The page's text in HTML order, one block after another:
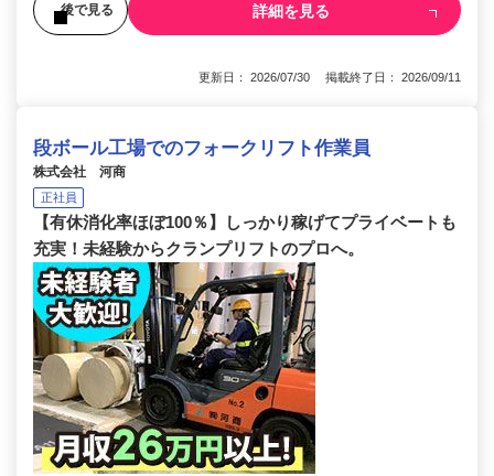
後で見る 詳細を見る
更新日： 2026/07/30 掲載終了日： 2026/09/11
段ボール工場でのフォークリフト作業員
株式会社 河商
正社員
【有休消化率ほぼ100％】しっかり稼げてプライベートも
充実！未経験からクランプリフトのプロへ。